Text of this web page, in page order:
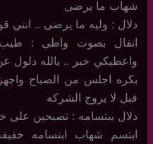
شهاب ما يرضى
دلال : وليه ما يرضى .. انتي
انفال بصوت واطي : طيب
واعطيكي خبر .. يالله دلول
بكره اجلس من الصباح
قبل لا يروح الشركه
دلال ببتسامه : تصبحين على
ابتسم شهاب ابتسامه